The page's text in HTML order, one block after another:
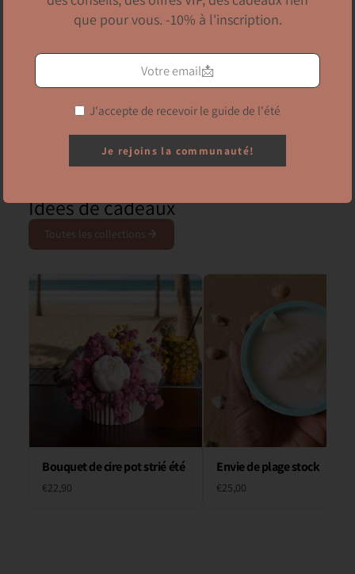
Cadeau fin d'année
Idées de cadeaux
Toutes les collections
Bouquet de cire pot strié été
€22,90
Envie de plage stock
€25,00
que pour vous. -10% à l'inscription.
J'accepte de recevoir le guide de l'été
Je rejoins la communauté!